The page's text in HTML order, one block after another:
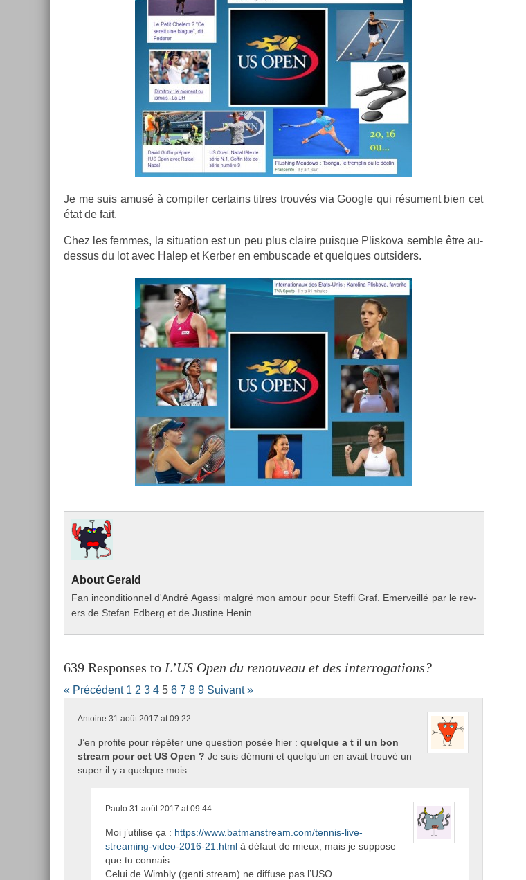
Je me suis amusé à com­pil­er cer­tains tit­res trouvés via Goog­le qui résu­ment bien cet
état de fait.
Chez les fem­mes, la situa­tion est un peu plus claire puis­que Plis­kova semble être au-
dessus du lot avec Halep et Kerb­er en em­bus­cade et quel­ques out­sid­ers.
About Gerald
Fan in­con­dition­nel d'André Agas­si malgré mon amour pour Stef­fi Graf. Em­er­veillé par le re­v­
ers de Stefan Ed­berg et de Just­ine Henin.
639 Responses to L’US Open du renouveau et des interrogations?
« Précédent 1 2 3 4 5 6 7 8 9 Suivant »
Antoine 31 août 2017 at 09:22
J’en profite pour répéter une question posée hier : quelque a t il un bon
stream pour cet US Open ? Je suis démuni et quelqu’un en avait trouvé un
super il y a quelque mois…
Paulo 31 août 2017 at 09:44
Moi j’utilise ça : https://www.batmanstream.com/tennis-live-
streaming-video-2016-21.html à défaut de mieux, mais je suppose
que tu connais…
Celui de Wimbly (genti stream) ne diffuse pas l’USO.